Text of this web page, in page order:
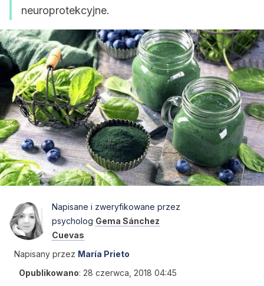
neuroprotekcyjne.
Napisane i zweryfikowane przez
psycholog Gema Sánchez
Cuevas
Napisany przez María Prieto
Opublikowano: 28 czerwca, 2018 04:45